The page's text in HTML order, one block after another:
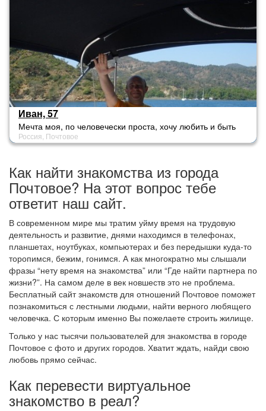
Иван, 57
Мечта моя, по человечески проста, хочу любить и быть
любимым, дарить любовь, тепло, цветы. Быть честным,
преданным, единым, ЛЮБИТЬ И ПОЛУЧАТЬ ЛЮБОВЬ.
Россия, Почтовое
Как найти знакомства из города
Почтовое? На этот вопрос тебе
ответит наш сайт.
В современном мире мы тратим уйму время на трудовую
деятельность и развитие, днями находимся в телефонах,
планшетах, ноутбуках, компьютерах и без передышки куда-то
торопимся, бежим, гонимся. А как многократно мы слышали
фразы “нету время на знакомства” или “Где найти партнера по
жизни?”. На самом деле в век новшеств это не проблема.
Бесплатный сайт знакомств для отношений Почтовое поможет
познакомиться с лестными людьми, найти верного любящего
человечка. С которым именно Вы пожелаете строить жилище.
Только у нас тысячи пользователей для знакомства в городе
Почтовое с фото и других городов. Хватит ждать, найди свою
любовь прямо сейчас.
Как перевести виртуальное
знакомство в реал?